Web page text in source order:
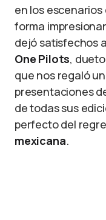
en los escenarios
forma
dejó satisfechos
One Pilots,
que nos regaló
presentaciones
de todas sus
perfecto del
mexicana.